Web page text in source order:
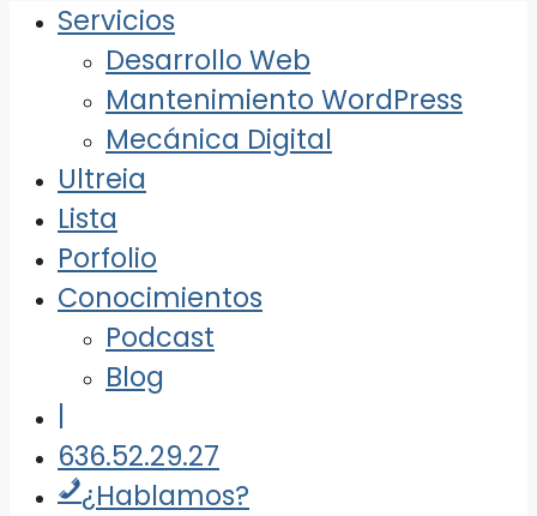
Servicios
Desarrollo Web
Mantenimiento WordPress
Mecánica Digital
Ultreia
Lista
Porfolio
Conocimientos
Podcast
Blog
|
636.52.29.27
¿Hablamos?